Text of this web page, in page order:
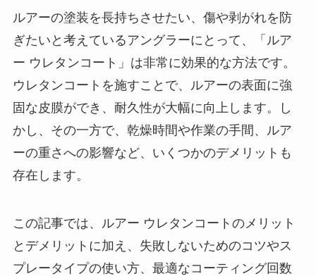
ルアーの塗装を長持ちさせたい、傷や剥がれを防
ぎたいと考えているアングラーにとって、「ルア
ー ウレタンコート」は非常に効果的な方法です。
ウレタンコートを施すことで、ルアーの表面に強
固な皮膜ができ、耐久性が大幅に向上します。し
かし、その一方で、乾燥時間や作業の手間、ルア
ーの重さへの影響など、いくつかのデメリットも
存在します。
この記事では、ルアー ウレタンコートのメリット
とデメリットに加え、失敗しないためのコツやス
プレータイプの使い方、最適なコーティング回数